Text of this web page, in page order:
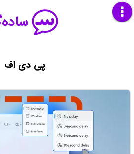
پی دی اف